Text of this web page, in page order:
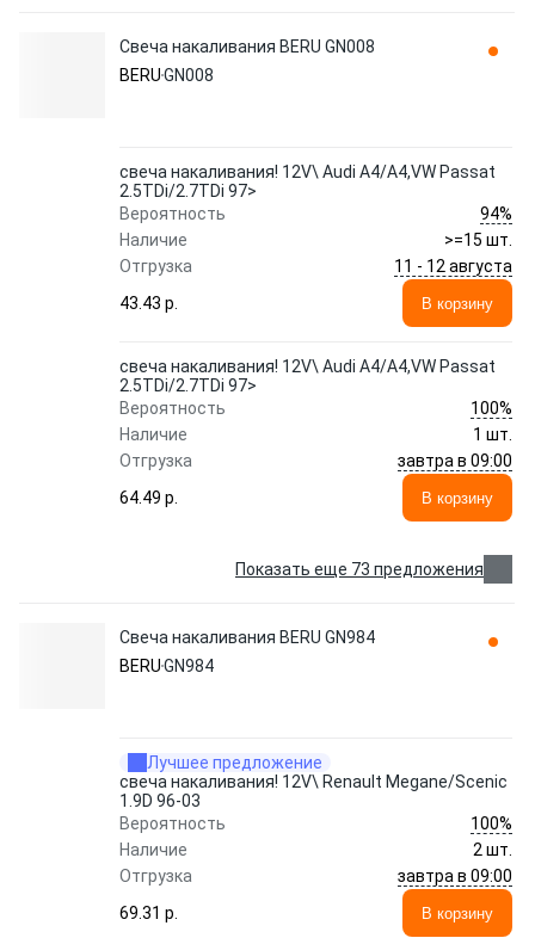
Свеча накаливания BERU GN008
BERUGN008
свеча накаливания! 12V\ Audi A4/A4,VW Passat
2.5TDi/2.7TDi 97>
Вероятность
94%
Наличие
>=15 шт.
Отгрузка
11 - 12 августа
43.43 p.
В корзину
свеча накаливания! 12V\ Audi A4/A4,VW Passat
2.5TDi/2.7TDi 97>
Вероятность
100%
Наличие
1 шт.
Отгрузка
завтра в 09:00
64.49 p.
В корзину
Показать еще 73 предложения
Свеча накаливания BERU GN984
BERUGN984
Лучшее предложение
свеча накаливания! 12V\ Renault Megane/Scenic
1.9D 96-03
Вероятность
100%
Наличие
2 шт.
Отгрузка
завтра в 09:00
69.31 p.
В корзину